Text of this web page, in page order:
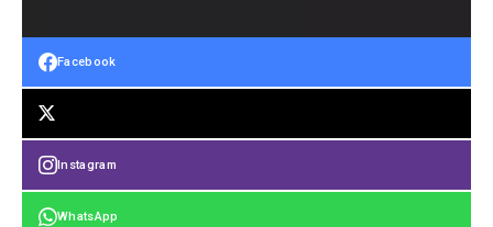
Facebook
Instagram
WhatsApp